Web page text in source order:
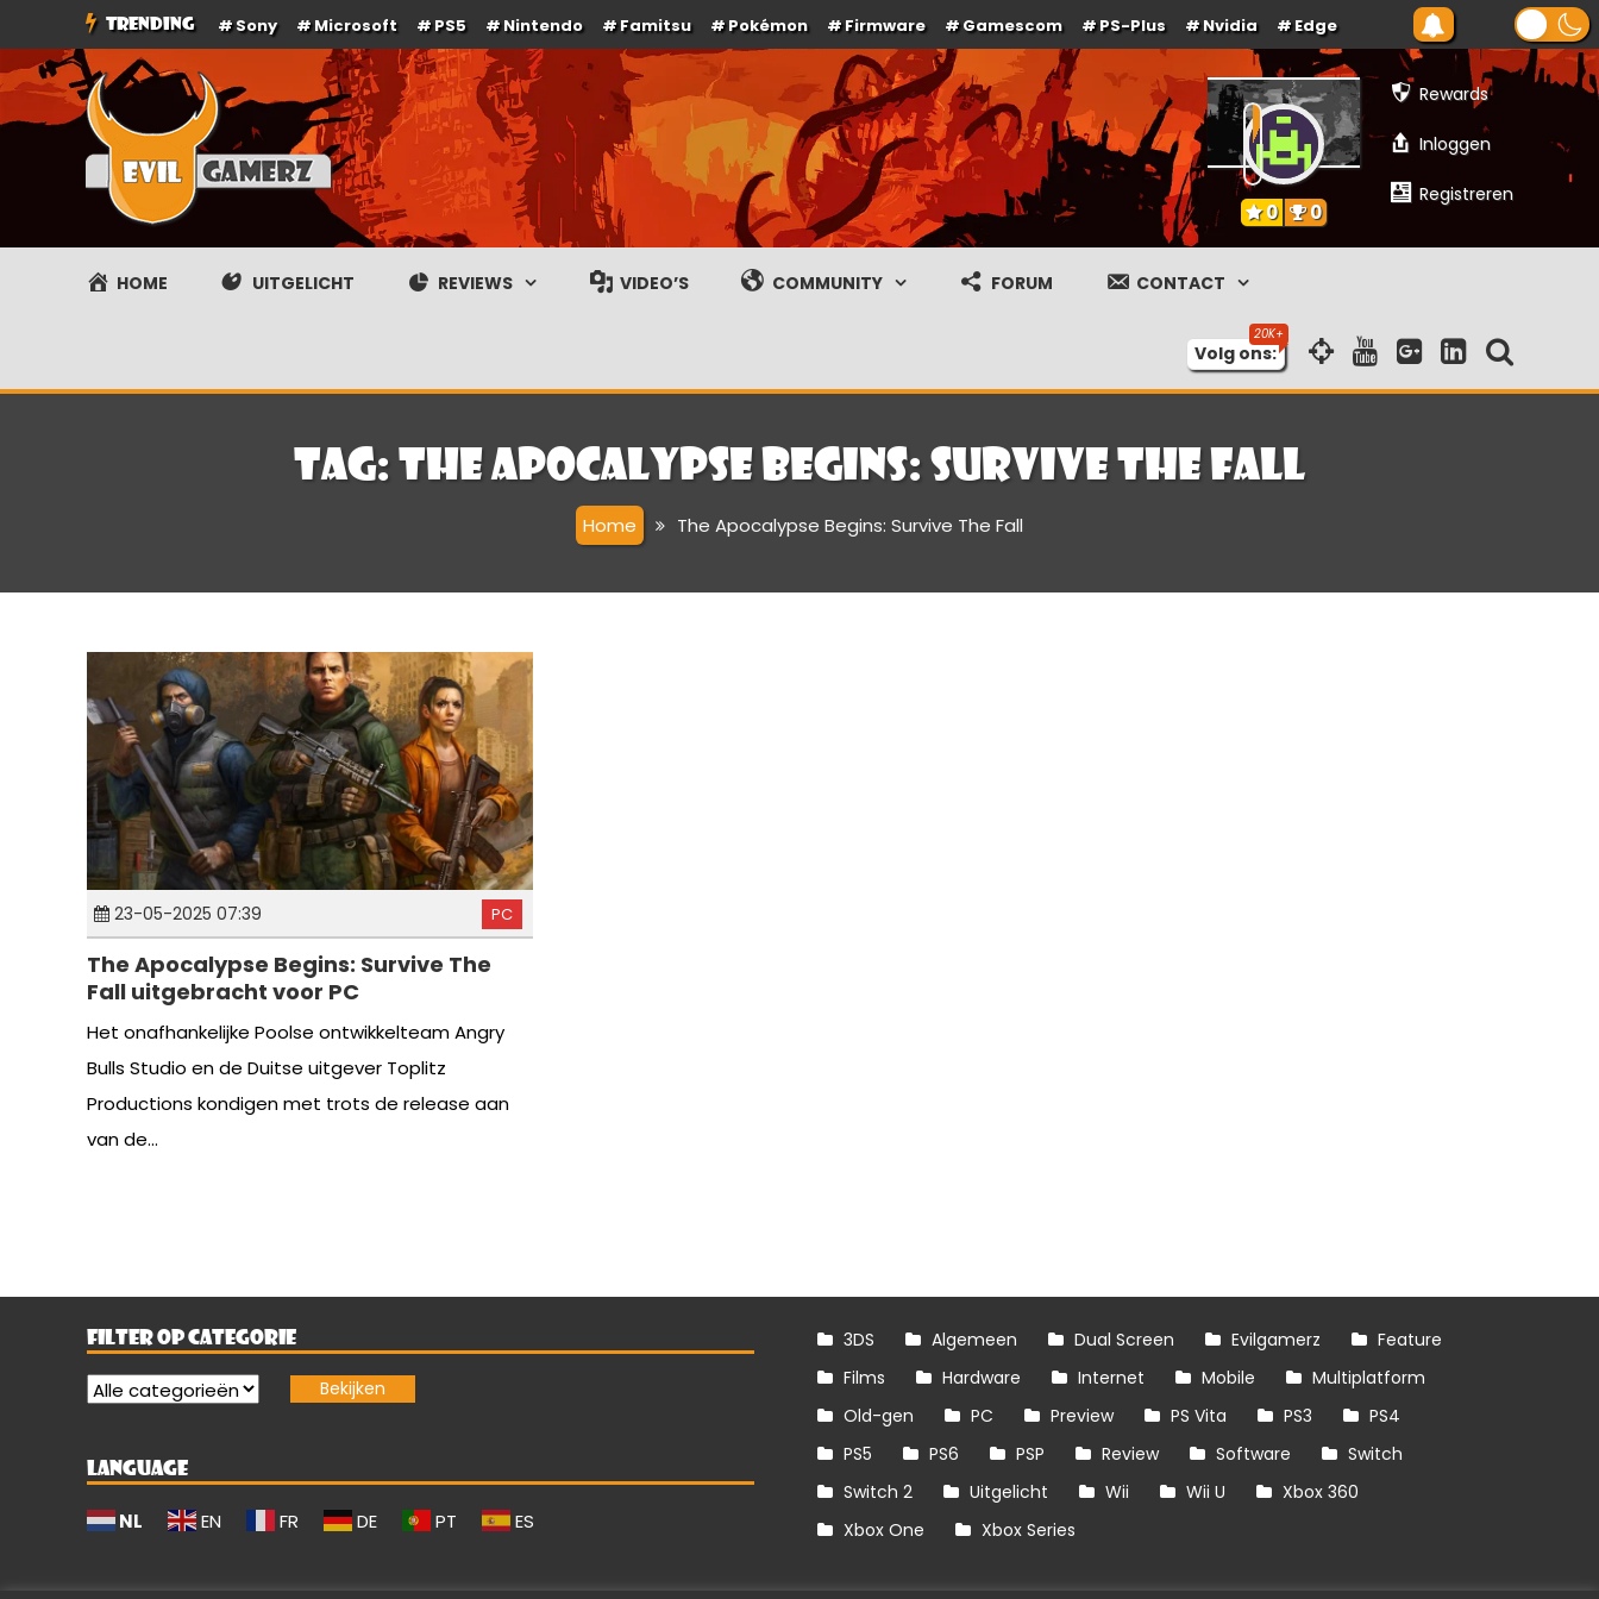
naar
de
TRENDING Sony Microsoft PS5 Nintendo Famitsu Pokémon Firmware Gamescom PS-Plus Nvidia Edge
Evilgamerz
Het meest interessante game nieuws, reviews, coverage en gameplay streams
Rewards
Inloggen
Registreren
0 0
HOME UITGELICHT REVIEWS VIDEO’S COMMUNITY FORUM CONTACT
Volg ons:
Tag: The Apocalypse Begins: Survive The Fall
Home The Apocalypse Begins: Survive The Fall
23-05-2025 07:39 PC
The Apocalypse Begins: Survive The
Fall uitgebracht voor PC
Het onafhankelijke Poolse ontwikkelteam Angry
Bulls Studio en de Duitse uitgever Toplitz
Productions kondigen met trots de release aan
van de...
FILTER OP CATEGORIE
LANGUAGE
NL EN FR DE PT ES
3DS Algemeen Dual Screen Evilgamerz
Feature
Films
Hardware Internet Mobile
Multiplatform
Old-gen
PC Preview PS Vita PS3
PS4
PS5
PS6 PSP Review Software
Switch
Switch 2
Uitgelicht Wii Wii U
Xbox 360
Xbox One
Xbox Series